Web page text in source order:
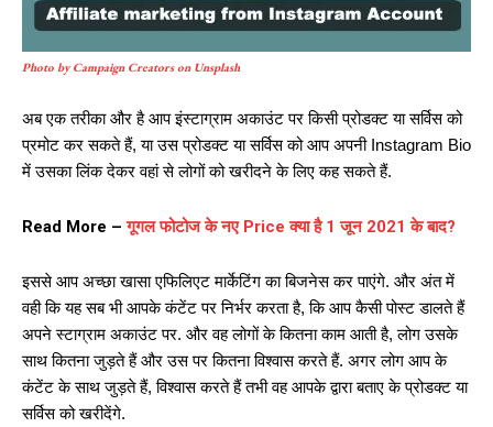
Photo by Campaign Creators on Unsplash
अब एक तरीका और है आप इंस्टाग्राम अकाउंट पर किसी प्रोडक्ट या सर्विस को
प्रमोट कर सकते हैं, या उस प्रोडक्ट या सर्विस को आप अपनी Instagram Bio
में उसका लिंक देकर वहां से लोगों को खरीदने के लिए कह सकते हैं.
Read More –गूगल फोटोज के नए Price क्या है 1 जून 2021 के बाद?
इससे आप अच्छा खासा एफिलिएट मार्केटिंग का बिजनेस कर पाएंगे. और अंत में
वही कि यह सब भी आपके कंटेंट पर निर्भर करता है, कि आप कैसी पोस्ट डालते हैं
अपने स्टाग्राम अकाउंट पर. और वह लोगों के कितना काम आती है, लोग उसके
साथ कितना जुड़ते हैं और उस पर कितना विश्वास करते हैं. अगर लोग आप के
कंटेंट के साथ जुड़ते हैं, विश्वास करते हैं तभी वह आपके द्वारा बताए के प्रोडक्ट या
सर्विस को खरीदेंगे.